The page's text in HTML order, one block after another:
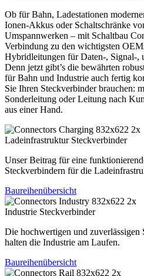
Ob für Bahn, Ladestationen
Ionen-Akkus oder Schaltschränke
Umspannwerken – mit Schaltbau
Verbindung zu den wichtigsten
Hybridleitungen für Daten-, Signal-,
Denn jetzt gibt’s die bewährten
für Bahn und Industrie auch fertig
Sie Ihren Steckverbinder brauchen:
Sonderleitung oder Leitung nach
aus einer Hand.
Ladeinfrastruktur Steckverbinder
Unser Beitrag für eine
Steckverbindern für die
Baureihenübersicht
Industrie Steckverbinder
Die hochwertigen und zuverlässigen
halten die Industrie am Laufen.
Baureihenübersicht